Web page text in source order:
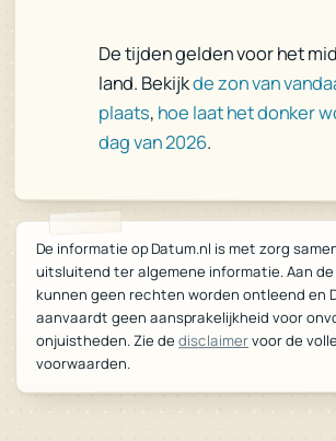
De tijden gelden voor het
land. Bekijkde zon van
plaats, hoe laat het donker
dag van 2026.
De informatie op Datum.nl is met zorg
uitsluitend ter algemene informatie. Aan
kunnen geen rechten worden ontleend en
aanvaardt geen aansprakelijkheid voor
onjuistheden. Zie dedisclaimervoor de
voorwaarden.